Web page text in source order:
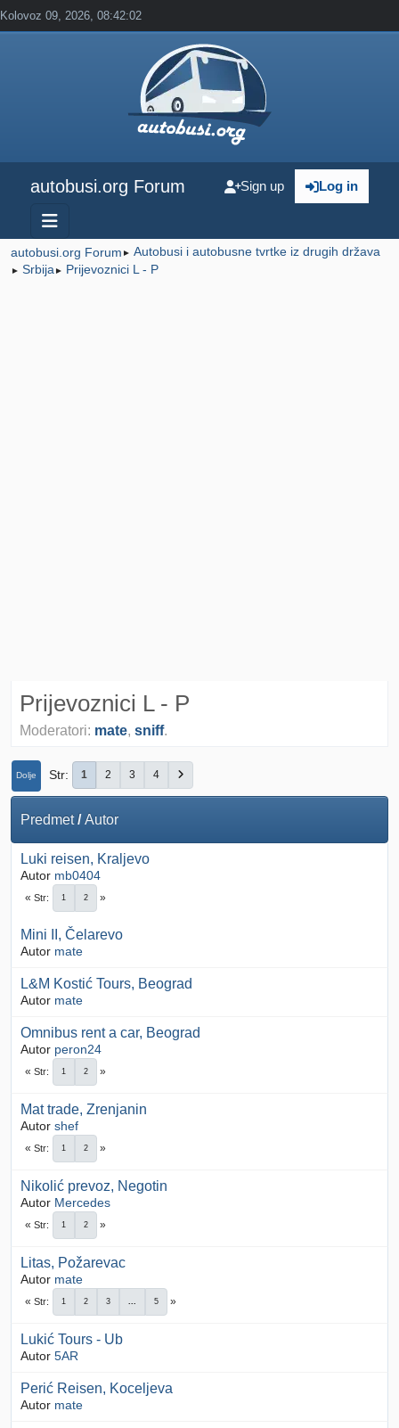
Kolovoz 09, 2026, 08:42:02
autobusi.org Forum Log in
Sign up
autobusi.org Forum ► Autobusi i autobusne tvrtke iz drugih država
► Srbija ► Prijevoznici L - P
Prijevoznici L - P
Moderatori: mate, sniff.
Dolje Str 1 2 3 4
Predmet/Autor
Luki reisen, Kraljevo
Autor mb0404
Str 1 2
Mini II, Čelarevo
Autor mate
L&M Kostić Tours, Beograd
Autor mate
Omnibus rent a car, Beograd
Autor peron24
Str 1 2
Mat trade, Zrenjanin
Autor shef
Str 1 2
Nikolić prevoz, Negotin
Autor Mercedes
Str 1 2
Litas, Požarevac
Autor mate
Str 1 2 3 ... 5
Lukić Tours - Ub
Autor 5AR
Perić Reisen, Koceljeva
Autor mate